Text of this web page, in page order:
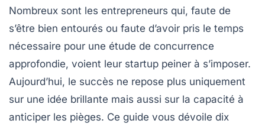
Nombreux sont les entrepreneurs qui, faute de
s’être bien entourés ou faute d’avoir pris le temps
nécessaire pour une étude de concurrence
approfondie, voient leur startup peiner à s’imposer.
Aujourd’hui, le succès ne repose plus uniquement
sur une idée brillante mais aussi sur la capacité à
anticiper les pièges. Ce guide vous dévoile dix